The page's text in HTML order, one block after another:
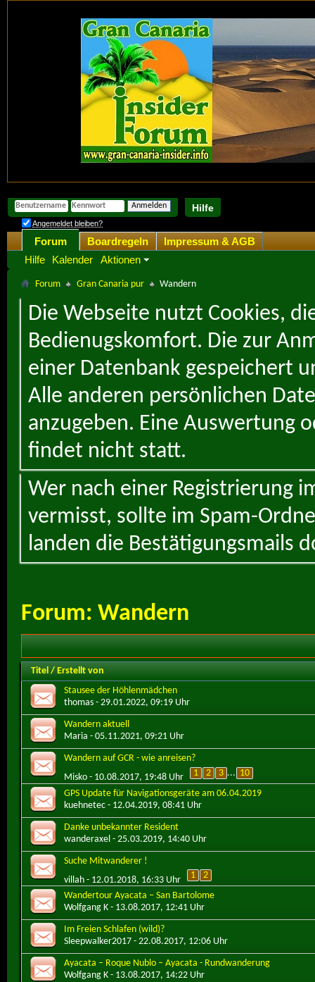
Hilfe
Angemeldet bleiben?
Forum
Hilfe
Kalender Aktionen
Boardregeln Impressum & AGB
Forum Gran Canaria pur Wandern
Die Webseite nutzt Cookies,
Bedienugskomfort. Die zur
einer Datenbank gespeichert
Alle anderen persönlichen
anzugeben. Eine Auswertung
findet nicht statt.
Wer nach einer Registrierung
vermisst, sollte im Spam-
landen die Bestätigungsmails
Forum: Wandern
Titel / Erstellt von
Stausee der Höhlenmädchen
thomas - 29.01.2022, 09:19 Uhr
Wandern aktuell
Maria - 05.11.2021, 09:21 Uhr
Wandern auf GCR - wie anreisen?
Misko - 10.08.2017, 19:48 Uhr 1 2 3 ... 10
GPS Update für Navigationsgeräte am 06.04.2019
kuehnetec - 12.04.2019, 08:41 Uhr
Danke unbekannter Resident
wanderaxel - 25.03.2019, 14:40 Uhr
Suche Mitwanderer !
villah - 12.01.2018, 16:33 Uhr 1
2
Wandertour Ayacata – San Bartolome
Wolfgang K - 13.08.2017, 12:41 Uhr
Im Freien Schlafen (wild)?
Sleepwalker2017 - 22.08.2017, 12:06 Uhr
Ayacata – Roque Nublo – Ayacata - Rundwanderung
Wolfgang K - 13.08.2017, 14:22 Uhr